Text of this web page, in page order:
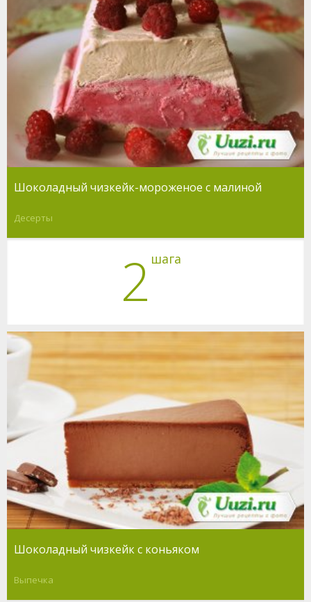
Шоколадный чизкейк-мороженое с малиной
Десерты
2 шага
Шоколадный чизкейк с коньяком
Выпечка